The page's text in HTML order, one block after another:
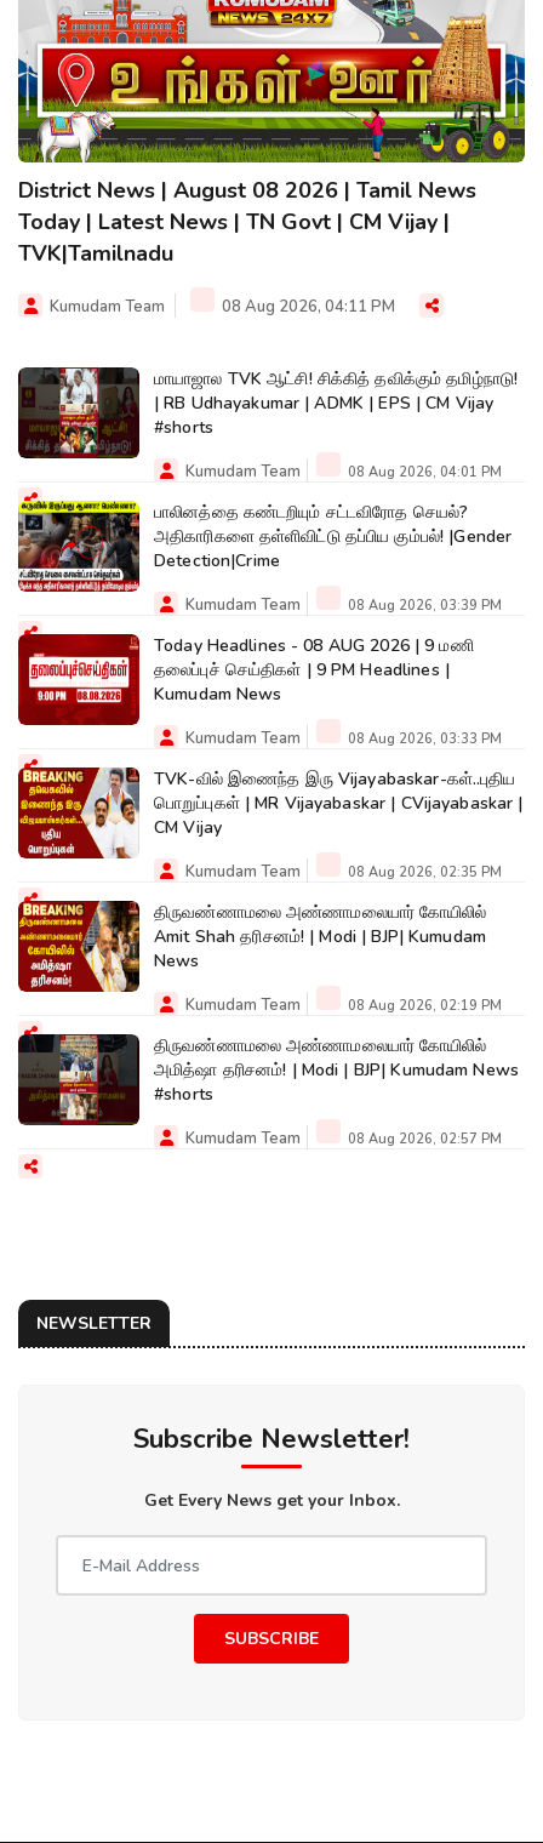
District News | August 08 2026 | Tamil News
Today | Latest News | TN Govt | CM Vijay |
TVK|Tamilnadu
Kumudam Team 08 Aug 2026, 04:11 PM
மாயாஜால TVK ஆட்சி! சிக்கித் தவிக்கும் தமிழ்நாடு!
| RB Udhayakumar | ADMK | EPS | CM Vijay
#shorts
Kumudam Team 08 Aug 2026, 04:01 PM
பாலினத்தை கண்டறியும் சட்டவிரோத செயல்?
அதிகாரிகளை தள்ளிவிட்டு தப்பிய கும்பல்! |Gender
Detection|Crime
Kumudam Team 08 Aug 2026, 03:39 PM
Today Headlines - 08 AUG 2026 | 9 மணி
தலைப்புச் செய்திகள் | 9 PM Headlines |
Kumudam News
Kumudam Team 08 Aug 2026, 03:33 PM
TVK-வில் இணைந்த இரு Vijayabaskar-கள்..புதிய
பொறுப்புகள் | MR Vijayabaskar | CVijayabaskar |
CM Vijay
Kumudam Team 08 Aug 2026, 02:35 PM
திருவண்ணாமலை அண்ணாமலையார் கோயிலில்
Amit Shah தரிசனம்! | Modi | BJP| Kumudam
News
Kumudam Team 08 Aug 2026, 02:19 PM
திருவண்ணாமலை அண்ணாமலையார் கோயிலில்
அமித்ஷா தரிசனம்! | Modi | BJP| Kumudam News
#shorts
Kumudam Team 08 Aug 2026, 02:57 PM
NEWSLETTER
Subscribe Newsletter!
Get Every News get your Inbox.
SUBSCRIBE